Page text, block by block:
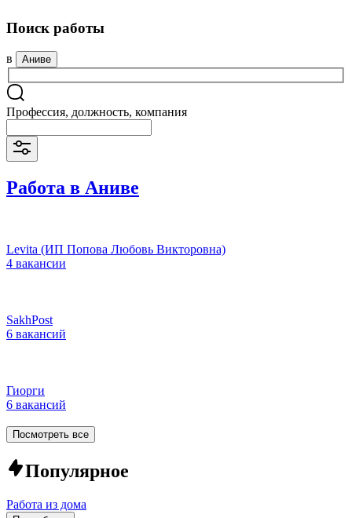
Поиск работы
в Аниве
Профессия, должность, компания
Работа в Аниве
Levita (ИП Попова Любовь Викторовна)
4 вакансии
SakhPost
6 вакансий
Гиорги
6 вакансий
Посмотреть все
Популярное
Работа из дома